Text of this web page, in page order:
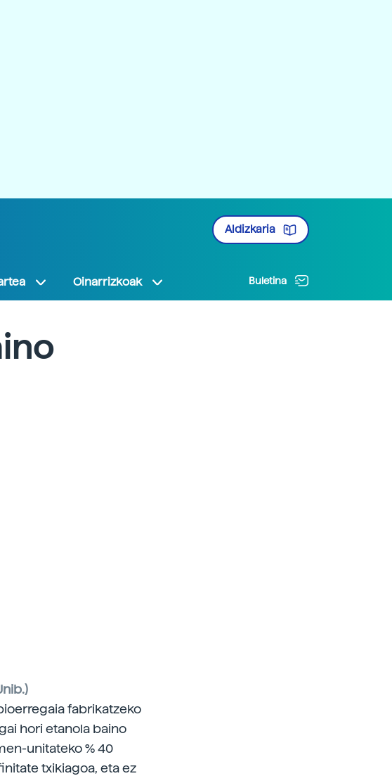
Aldizkaria
Oinarrizkoak Buletina
fabrikatzeko
hori etanola baino
unitateko % 40
txikiagoa, eta ez